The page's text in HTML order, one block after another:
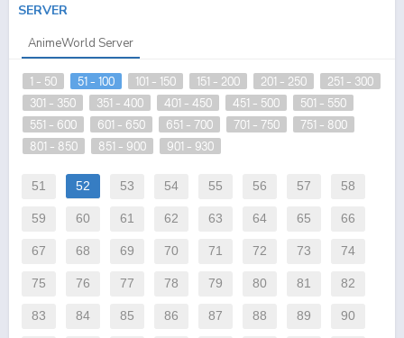
SERVER
AnimeWorld Server
1 - 50 51 - 100 101 - 150 151 - 200 201 - 250
251 - 300
301 - 350
351 - 400 401 - 450 451 - 500
501 - 550
551 - 600
601 - 650 651 - 700 701 - 750
751 - 800
801 - 850
851 - 900 901 - 930
51 52 53 54 55 56 57 58
59 60 61 62 63 64 65 66
67 68 69 70 71 72 73 74
75 76 77 78 79 80 81 82
83 84 85 86 87 88 89 90